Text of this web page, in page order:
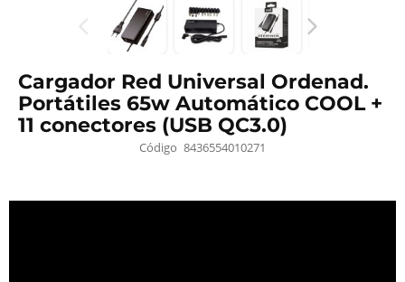
Cargador Red Universal Ordenad.
Portátiles 65w Automático COOL +
11 conectores (USB QC3.0)
Código 8436554010271